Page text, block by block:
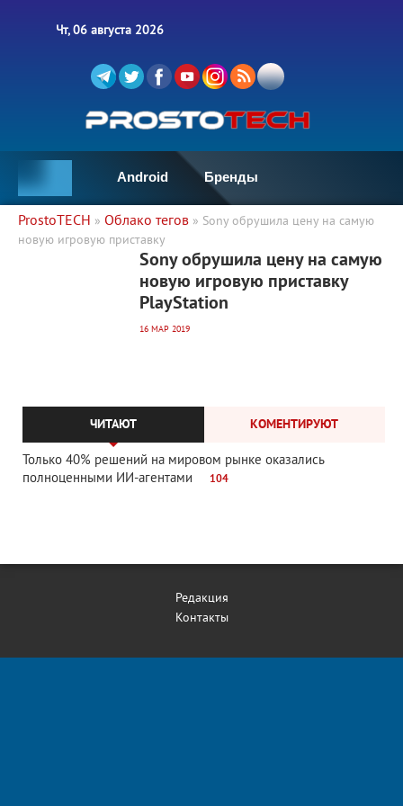
Чт, 06 августа 2026
Android Бренды
ProstoTECH » Облако тегов » Sony обрушила цену на самую
новую игровую приставку
18 063 0
Sony обрушила цену на самую
новую игровую приставку
PlayStation
16 МАР 2019
ЧИТАЮТ КОМЕНТИРУЮТ
Только 40% решений на мировом рынке оказались
полноценными ИИ-агентами
104
Редакция
Контакты